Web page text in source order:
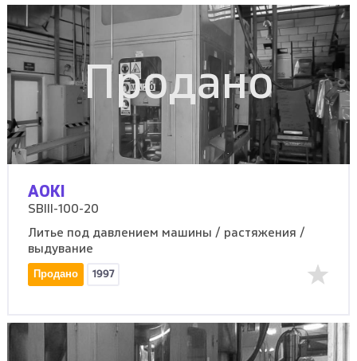
Продано
AOKI
SBIII-100-20
Литье под давлением машины / растяжения /
выдувание
Продано 1997